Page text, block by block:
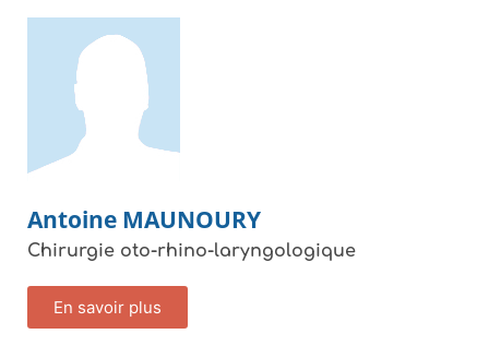
Antoine MAUNOURY
Chirurgie oto-rhino-laryngologique
En savoir plus